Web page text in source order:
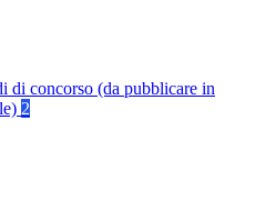
di concorso (da pubblicare in
2